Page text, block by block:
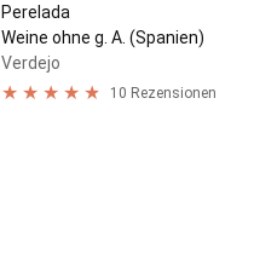
Perelada
Weine ohne g. A. (Spanien)
Verdejo
10 Rezensionen